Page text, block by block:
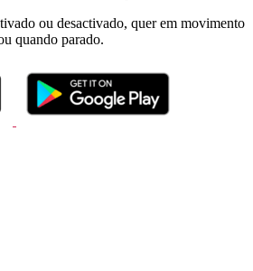
ou desactivado, quer em movimento
quando parado.